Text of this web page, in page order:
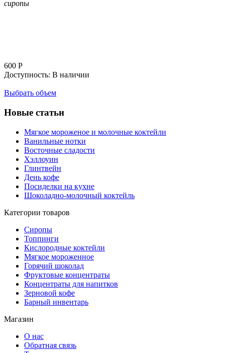
сиропы
600 Р
Доступность: В наличии
Выбрать объем
Новые статьи
Мягкое мороженое и молочные коктейли
Ванильные нотки
Восточные сладости
Хэллоуин
Глинтвейн
День кофе
Посиделки на кухне
Шоколадно-молочный коктейль
Категории товаров
Сиропы
Топпинги
Кислородные коктейли
Мягкое мороженное
Горячий шоколад
Фруктовые концентраты
Концентраты для напитков
Зерновой кофе
Барный инвентарь
Магазин
О нас
Обратная связь